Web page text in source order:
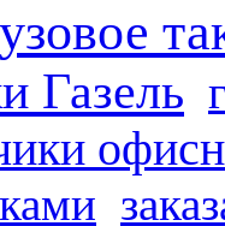
Газель